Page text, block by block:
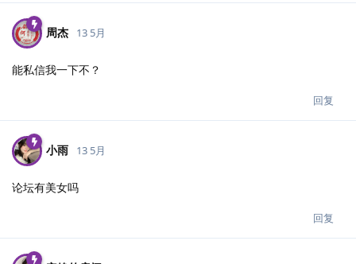
周杰 13 5月
能私信我一下不？
回复
小雨 13 5月
论坛有美女吗
回复